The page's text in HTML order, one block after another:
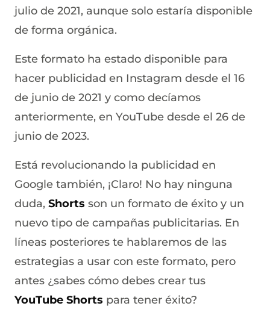
julio de 2021, aunque solo estaría disponible
de forma orgánica.
Este formato ha estado disponible para
hacer publicidad en Instagram desde el 16
de junio de 2021 y como decíamos
anteriormente, en YouTube desde el 26 de
junio de 2023.
Está revolucionando la publicidad en
Google también, ¡Claro! No hay ninguna
duda, Shorts son un formato de éxito y un
nuevo tipo de campañas publicitarias. En
líneas posteriores te hablaremos de las
estrategias a usar con este formato, pero
antes ¿sabes cómo debes crear tus
YouTube Shorts para tener éxito?